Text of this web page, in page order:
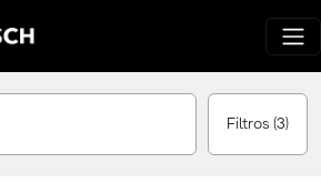
Filtros (3)